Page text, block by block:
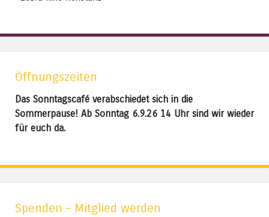
Öffnungszeiten
Das Sonntagscafé verabschiedet sich in die
Sommerpause! Ab Sonntag 6.9.26 14 Uhr sind wir wieder
für euch da.
Spenden – Mitglied werden